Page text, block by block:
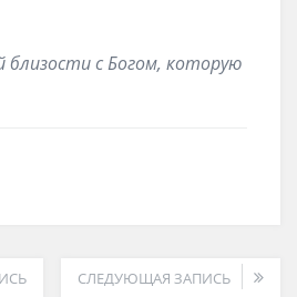
с Богом, которую
СЛЕДУЮЩАЯ ЗАПИСЬ